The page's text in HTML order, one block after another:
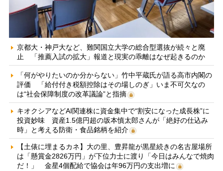
京都大・神戸大など、難関国立大学の総合型選抜が続々と廃
止 「推薦入試の拡大」報道と現実の乖離はなぜ起きるのか
「何がやりたいのか分からない」竹中平蔵氏が語る高市内閣の
評価 「給付付き税額控除はその場しのぎ」いま不可欠なの
は“社会保障制度の改革議論”と指摘
キオクシアなどAI関連株に資金集中で“割安になった成長株”に
投資妙味 資産1.5億円超の坂本慎太郎さんが「絶好の仕込み
時」と考える防衛・食品銘柄を紹介
【土俵に埋まるカネ】大の里、豊昇龍が黒星続きの名古屋場所
は「懸賞金2826万円」が下位力士に渡り「今日はみんなで焼肉
だ！」 金星4個配給で協会は年96万円の支出増に